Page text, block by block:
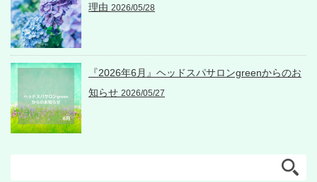
理由 2026/05/28
『2026年6月』ヘッドスパサロンgreenからのお
知らせ 2026/05/27